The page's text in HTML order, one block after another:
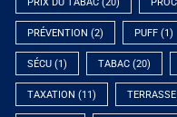
PRÉVENTION (2) PUFF(1)
SÉCU(1) TABAC(20)
TAXATION (11) TERRASSE